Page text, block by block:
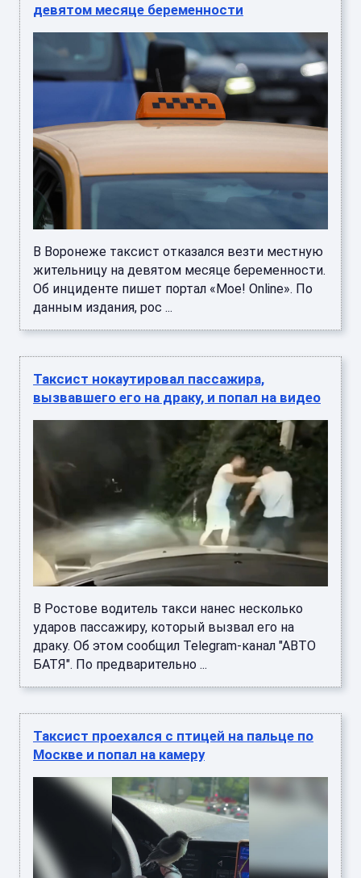
девятом месяце беременности
В Воронеже таксист отказался везти местную
жительницу на девятом месяце беременности.
Об инциденте пишет портал «Мое! Online». По
данным издания, рос ...
Таксист нокаутировал пассажира,
вызвавшего его на драку, и попал на видео
В Ростове водитель такси нанес несколько
ударов пассажиру, который вызвал его на
драку. Об этом сообщил Telegram-канал "АВТО
БАТЯ". По предварительно ...
Таксист проехался с птицей на пальце по
Москве и попал на камеру